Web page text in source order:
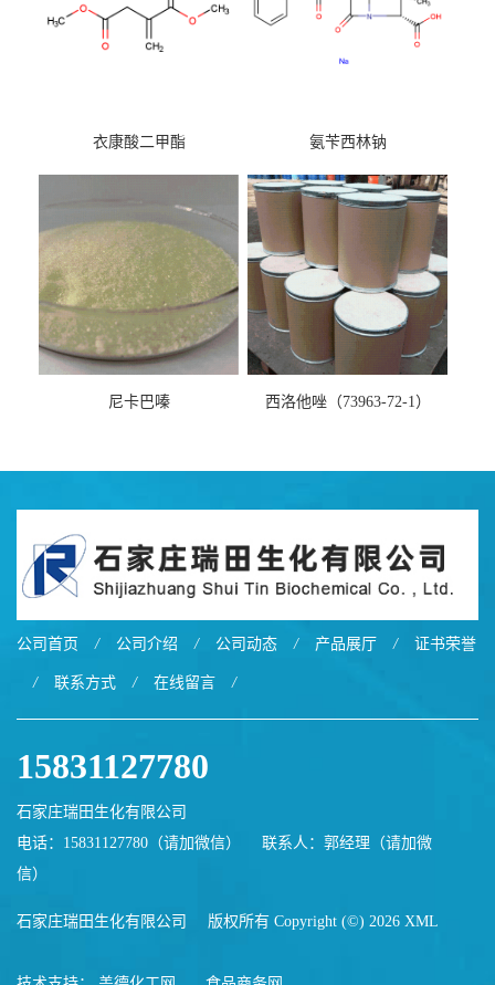
衣康酸二甲酯 氨苄西林钠
尼卡巴嗪 西洛他唑（73963-72-1）
公司首页 / 公司介绍 / 公司动态 / 产品展厅 / 证书荣誉
/ 联系方式 / 在线留言 /
15831127780
石家庄瑞田生化有限公司
电话：15831127780（请加微信）
联系人：郭经理（请加微
信）
石家庄瑞田生化有限公司 版权所有 Copyright (©) 2026 XML